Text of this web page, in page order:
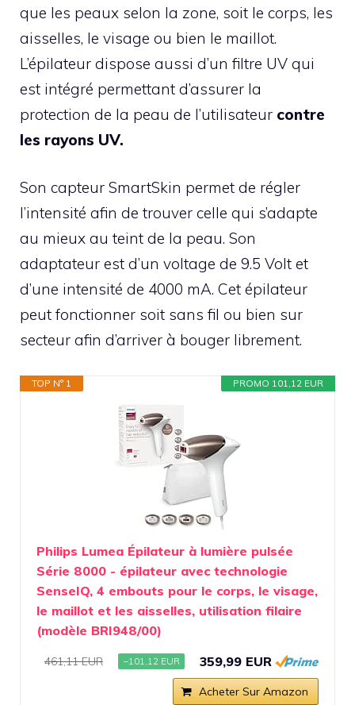
que les peaux selon la zone, soit le corps, les
aisselles, le visage ou bien le maillot.
L’épilateur dispose aussi d’un filtre UV qui
est intégré permettant d’assurer la
protection de la peau de l’utilisateur contre
les rayons UV.
Son capteur SmartSkin permet de régler
l’intensité afin de trouver celle qui s’adapte
au mieux au teint de la peau. Son
adaptateur est d’un voltage de 9.5 Volt et
d’une intensité de 4000 mA. Cet épilateur
peut fonctionner soit sans fil ou bien sur
secteur afin d’arriver à bouger librement.
PROMO 101,12 EUR
TOP N° 1
Philips Lumea Épilateur à lumière pulsée
Série 8000 - épilateur avec technologie
SenseIQ, 4 embouts pour le corps, le visage,
le maillot et les aisselles, utilisation filaire
(modèle BRI948/00)
461,11 EUR −101,12 EUR 359,99 EUR
Acheter Sur Amazon